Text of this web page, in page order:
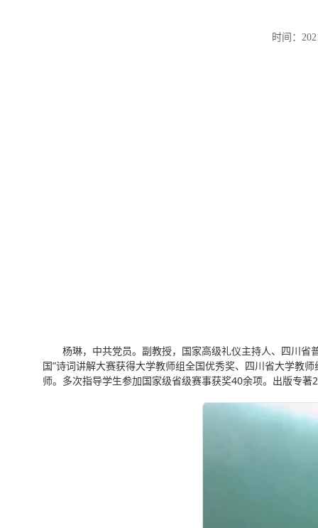
时间：
杨琳，中共党员。副教授，国家高级礼仪主持人、四川省
国”诗词讲解大赛获得大学教师组全国优秀奖、四川省大学教
师。多次指导学生参加国家级省级赛事获奖40余项。出版专